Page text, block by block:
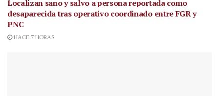
Localizan sano y salvo a persona reportada como
desaparecida tras operativo coordinado entre FGR y
PNC
HACE 7 HORAS